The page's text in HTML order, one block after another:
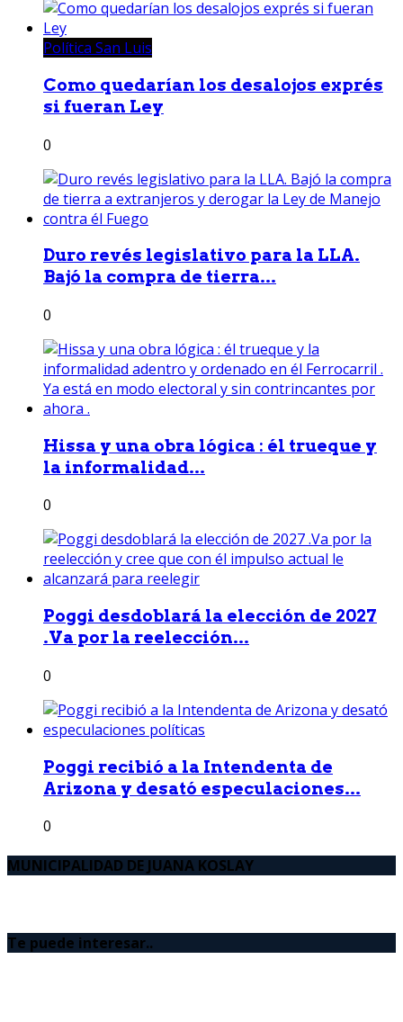
Política San Luis
Como quedarían los desalojos exprés
si fueran Ley
0
Duro revés legislativo para la LLA.
Bajó la compra de tierra...
0
Hissa y una obra lógica : él trueque y
la informalidad...
0
Poggi desdoblará la elección de 2027
.Va por la reelección...
0
Poggi recibió a la Intendenta de
Arizona y desató especulaciones...
0
MUNICIPALIDAD DE JUANA KOSLAY
Te puede interesar..